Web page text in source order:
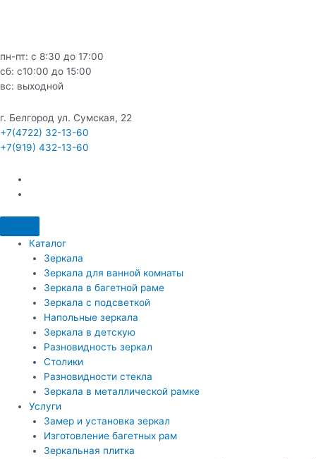
пн-пт: с 8:30 до 17:00
сб: c10:00 до 15:00
вс: выходной
г. Белгород ул. Сумская, 22
+7(4722) 32-13-60
+7(919) 432-13-60
Каталог
Зеркала
Зеркала для ванной комнаты
Зеркала в багетной раме
Зеркала с подсветкой
Напольные зеркала
Зеркала в детскую
Разновидность зеркал
Столики
Разновидности стекла
Зеркала в металлической рамке
Услуги
Замер и установка зеркал
Изготовление багетных рам
Зеркальная плитка